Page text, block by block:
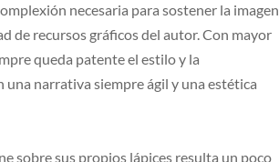
necesaria para sostener la imagen
de recursos gráficos del autor. Con mayor
queda patente el estilo y la
narrativa siempre ágil y una estética
sobre sus propios lápices resulta un poco